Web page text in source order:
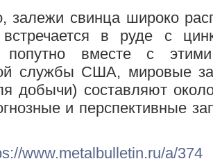
залежи свинца широко
в руде с
попутно вместе с
службы США, мировые
добычи) составляют
и перспективные
www.metalbulletin.ru/a/374